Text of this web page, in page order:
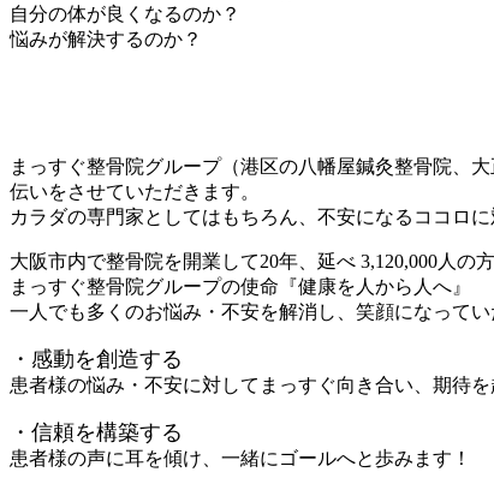
自分の体が良くなるのか？
悩みが解決するのか？
まっすぐ整骨院グループ（港区の八幡屋鍼灸整骨院、
伝いをさせていただきます。
カラダの専門家としてはもちろん、不安になるココロ
大阪市内で整骨院を開業して20年、延べ 3,120,000人の
まっすぐ整骨院グループの使命『健康を人から人へ』
一人でも多くのお悩み・不安を解消し、笑顔になって
・感動を創造する
患者様の悩み・不安に対してまっすぐ向き合い、期待を
・信頼を構築する
患者様の声に耳を傾け、一緒にゴールへと歩みます！